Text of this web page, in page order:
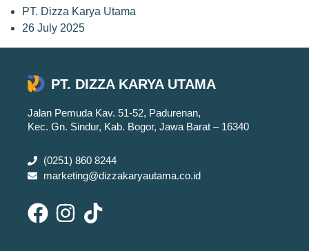
PT. Dizza Karya Utama
26 July 2025
PT. DIZZA KARYA UTAMA
Jalan Pemuda Kav. 51-52, Padurenan,
Kec. Gn. Sindur, Kab. Bogor, Jawa Barat – 16340
(0251) 860 8244
marketing@dizzakaryautama.co.id